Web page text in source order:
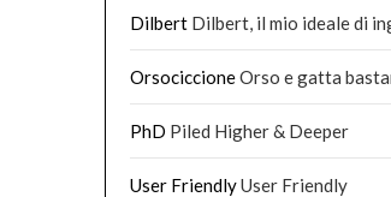
DilbertDilbert, il mio ideale di
OrsociccioneOrso e gatta
PhD Piled Higher & Deeper
User FriendlyUser Friendly